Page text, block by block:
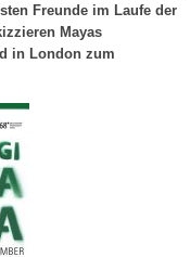
Freunde im Laufe der
Mayas
in London zum